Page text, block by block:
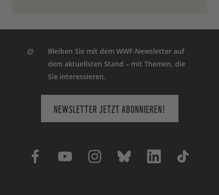
Bleiben Sie mit dem WWF-Newsletter auf
dem aktuellsten Stand – mit Themen, die
Sie interessieren.
NEWSLETTER JETZT ABONNIEREN!